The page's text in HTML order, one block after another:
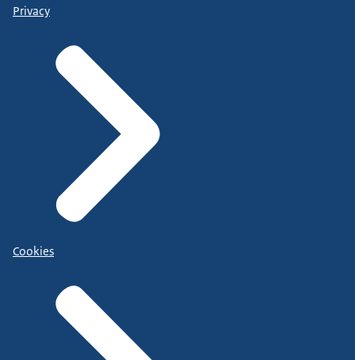
Privacy
Cookies